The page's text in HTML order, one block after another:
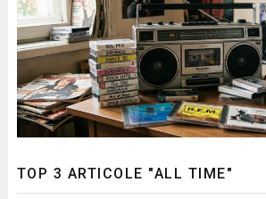
TOP 3 ARTICOLE "ALL TIME"